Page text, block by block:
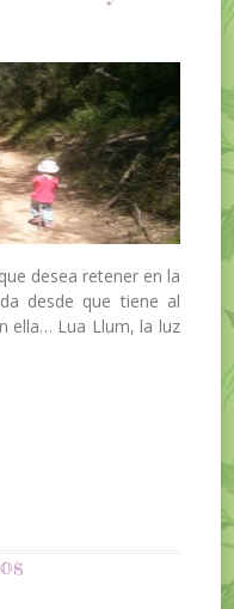
desea retener en la
desde que tiene al
ella… Lua Llum, la luz